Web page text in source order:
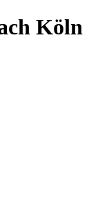
Köln